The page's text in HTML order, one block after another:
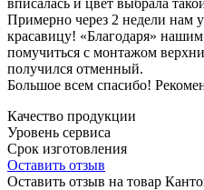
Примерно через 2 недели нам
красавицу! «Благодаря»
помучиться с монтажом
получился отменный.
Большое всем спасибо!
Качество продукции
Уровень сервиса
Срок изготовления
Оставить отзыв
Оставить отзыв на товар